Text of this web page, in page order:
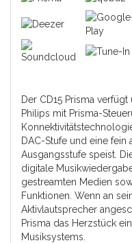
Der CD15 Prisma
Philips mit Prisma-
DAC-Stufe und eine
Ausgangsstufe speist.
digitale
gestreamten Medien
Funktionen. Wenn an
Aktivlautsprecher
Prisma das Herzstück
Musiksystems.